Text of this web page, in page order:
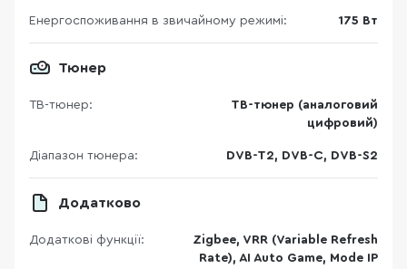
Енергоспоживання в звичайному режимі: 175 Вт
Тюнер
ТВ-тюнер:
ТВ-тюнер (аналоговий
цифровий)
Діапазон тюнера: DVB-T2, DVB-C, DVB-S2
Додатково
Додаткові функції:
Zigbee, VRR (Variable Refresh
Rate), AI Auto Game, Mode IP